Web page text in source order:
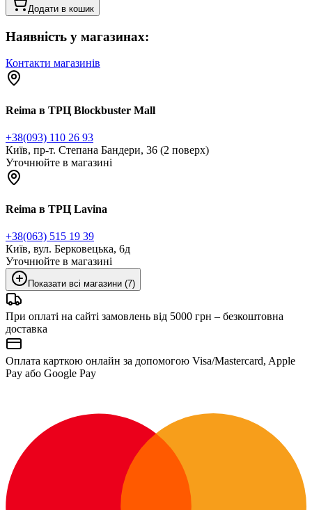
Додати в кошик
Наявність у магазинах:
Контакти магазинів
Reima в ТРЦ Blockbuster Mall
+38(093) 110 26 93
Київ, пр-т. Степана Бандери, 36 (2 поверх)
Уточнюйте в магазині
Reima в ТРЦ Lavina
+38(063) 515 19 39
Київ, вул. Берковецька, 6д
Уточнюйте в магазині
Показати всі магазини (7)
При оплаті на сайті замовлень від 5000 грн – безкоштовна
доставка
Оплата карткою онлайн за допомогою Visa/Mastercard, Apple
Pay або Google Pay